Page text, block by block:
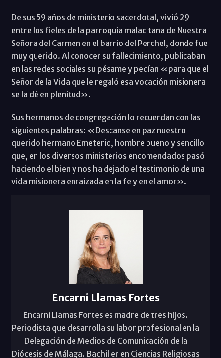
De sus 59 años de ministerio sacerdotal, vivió 29
entre los fieles de la parroquia malacitana de Nuestra
Señora del Carmen en el barrio del Perchel, donde fue
muy querido. Al conocer su fallecimiento, publicaban
en las redes sociales su pésame y pedían «para que el
Señor de la Vida que le regaló esa vocación misionera
se la dé en plenitud».
Sus hermanos de congregación lo recuerdan con las
siguientes palabras: «Descanse en paz nuestro
querido hermano Emeterio, hombre bueno y sencillo
que, en los diversos ministerios encomendados pasó
haciendo el bien y nos ha dejado el testimonio de una
vida misionera enraizada en la fe y en el amor».
Encarni Llamas Fortes
Encarni Llamas Fortes es madre de tres hijos.
Periodista que desarrolla su labor profesional en la
Delegación de Medios de Comunicación de la
Diócesis de Málaga. Bachiller en Ciencias Religiosas